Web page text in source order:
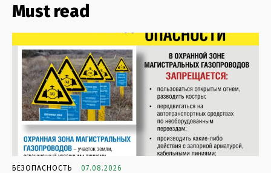
Must read
БЕЗОПАСНОСТЬ 07.08.2026